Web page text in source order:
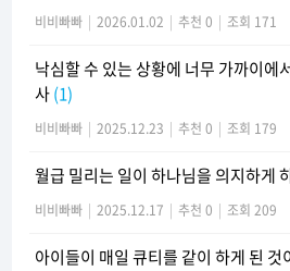
비비빠빠 | 2026.01.02 | 추천 0 | 조회 171
낙심할 수 있는 상황에 너무 가까이에
사(1)
비비빠빠 | 2025.12.23 | 추천 0 | 조회 179
월급 밀리는 일이 하나님을 의지하게
비비빠빠 | 2025.12.17 | 추천 0 | 조회 209
아이들이 매일 큐티를 같이 하게 된 것